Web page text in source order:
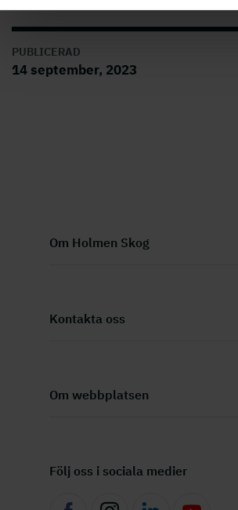
PUBLICERAD
14 september, 2023
Om Holmen Skog
Kontakta oss
Om webbplatsen
Följ oss i sociala medier